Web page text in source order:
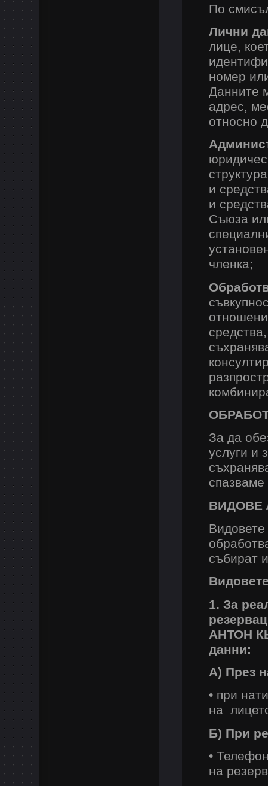
По
Лични
лице,
номер
Данните
адрес,
относно
и
и
Съюза
членка;
За да
услуги и
ВИДОВЕ
събират
1. За
АНТОН
данни:
А) През
• при
на
Б) При
•
на